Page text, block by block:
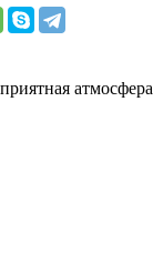
атмосфера